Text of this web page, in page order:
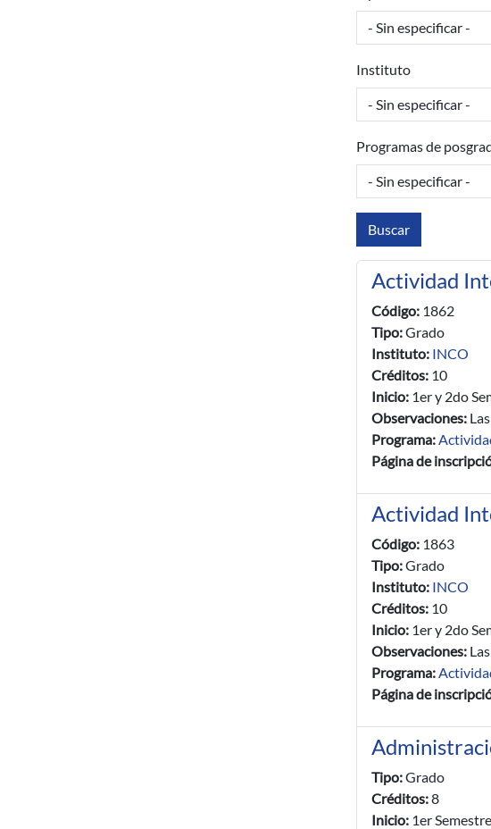
Instituto
Programas de
Actividad
Código: 1862
Tipo:Grado
Instituto: INCO
Créditos: 10
Inicio: 1er y 2do
Observaciones:
Programa:
Página de
Actividad
Código: 1863
Tipo:Grado
Instituto: INCO
Créditos: 10
Inicio: 1er y 2do
Observaciones:
Programa:
Página de
Tipo:Grado
Créditos:8
Inicio: 1er Semestre